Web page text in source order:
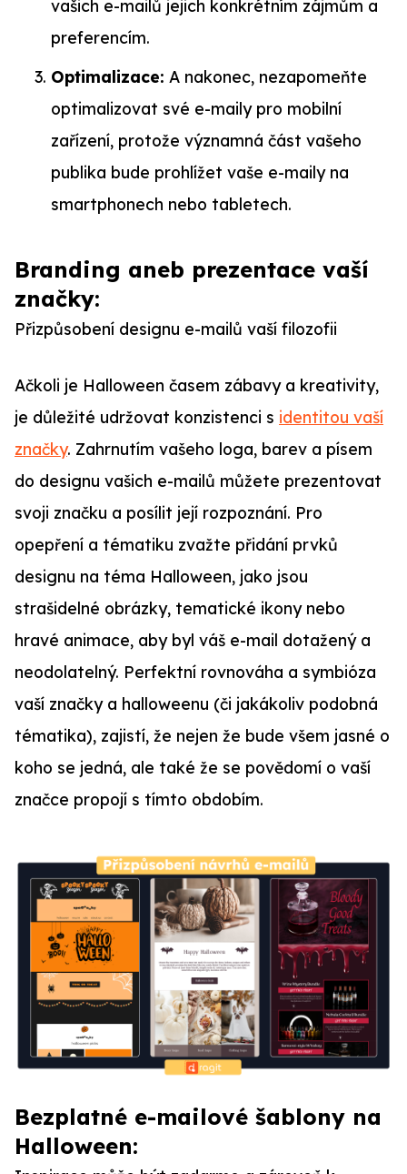
vašich e-mailů jejich konkrétním zájmům a
preferencím.
Optimalizace: A nakonec, nezapomeňte
optimalizovat své e-maily pro mobilní
zařízení, protože významná část vašeho
publika bude prohlížet vaše e-maily na
smartphonech nebo tabletech.
Branding aneb prezentace vaší
značky:
Přizpůsobení designu e-mailů vaší filozofii
Ačkoli je Halloween časem zábavy a kreativity,
je důležité udržovat konzistenci s identitou vaší
značky. Zahrnutím vašeho loga, barev a písem
do designu vašich e-mailů můžete prezentovat
svoji značku a posílit její rozpoznání. Pro
opepření a tématiku zvažte přidání prvků
designu na téma Halloween, jako jsou
strašidelné obrázky, tematické ikony nebo
hravé animace, aby byl váš e-mail dotažený a
neodolatelný. Perfektní rovnováha a symbióza
vaší značky a halloweenu (či jakákoliv podobná
tématika), zajistí, že nejen že bude všem jasné o
koho se jedná, ale také že se povědomí o vaší
značce propojí s tímto obdobím.
Bezplatné e-mailové šablony na
Halloween: